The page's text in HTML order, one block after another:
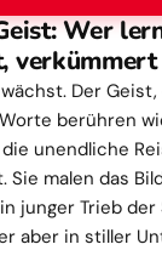
Wer
Der
berühren
unendliche
malen das
junger Trieb der
aber in stiller